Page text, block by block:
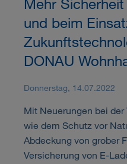
und beim
DONAU
Donnerstag, 14.07.2022
Mit Neuerungen bei
wie dem Schutz vor
Abdeckung von grober
Versicherung von E-